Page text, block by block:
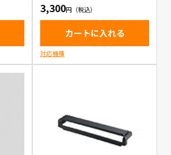
3,300
カートに入れる
対応機種